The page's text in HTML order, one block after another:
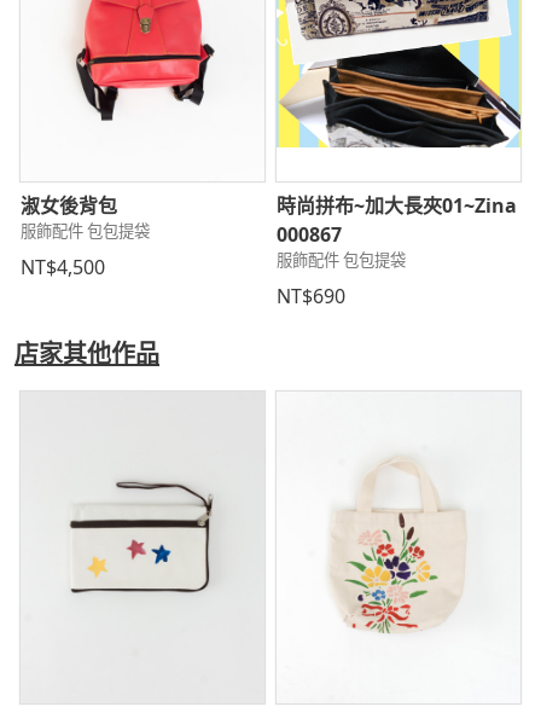
淑女後背包
服飾配件 包包提袋
NT$4,500
時尚拼布~加大長夾01~Zina
000867
服飾配件 包包提袋
NT$690
店家其他作品